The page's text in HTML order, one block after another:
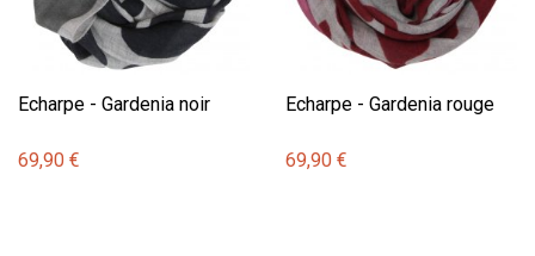
Echarpe - Gardenia noir
69,90 €
Echarpe - Gardenia rouge
69,90 €